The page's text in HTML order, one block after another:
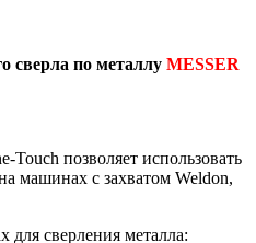
сверла по металлу MESSER
позволяет использовать
машинах с захватом Weldon,
для сверления металла: